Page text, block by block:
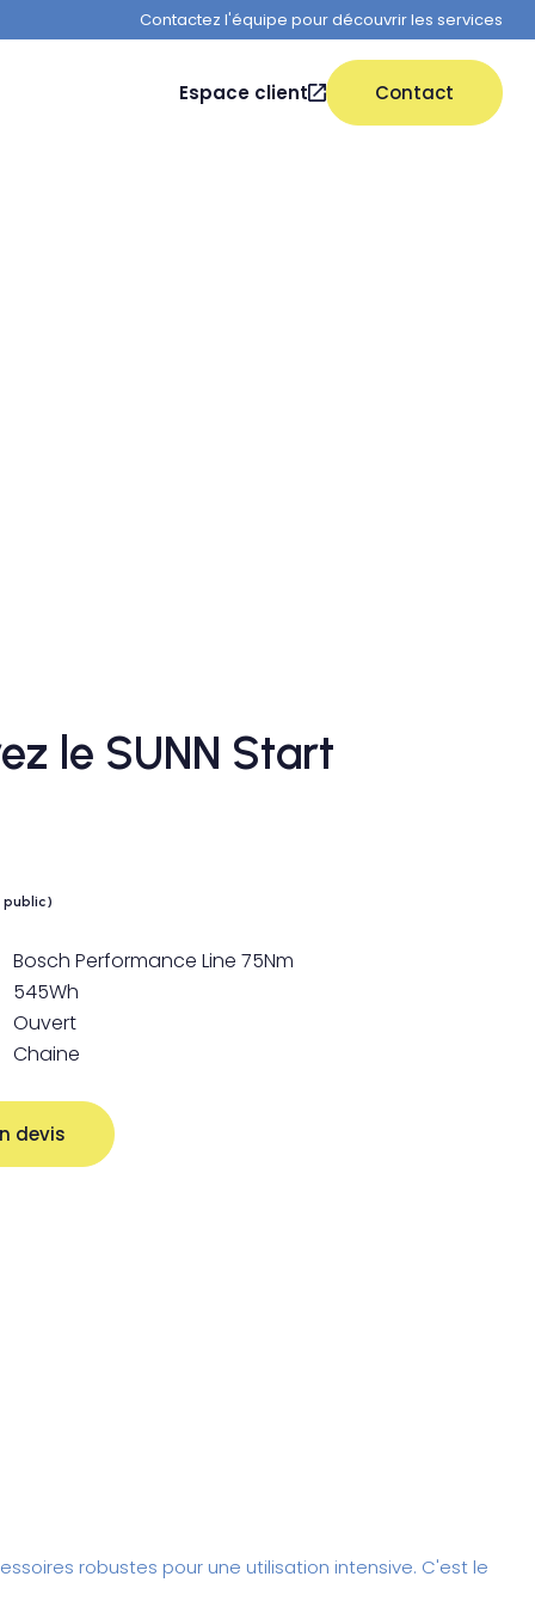
Contactez l'équipe pour découvrir les services
Espace client Contact
le SUNN Start
public)
Bosch Performance Line 75Nm
545Wh
Ouvert
Chaine
devis
robustes pour une utilisation intensive. C'est le